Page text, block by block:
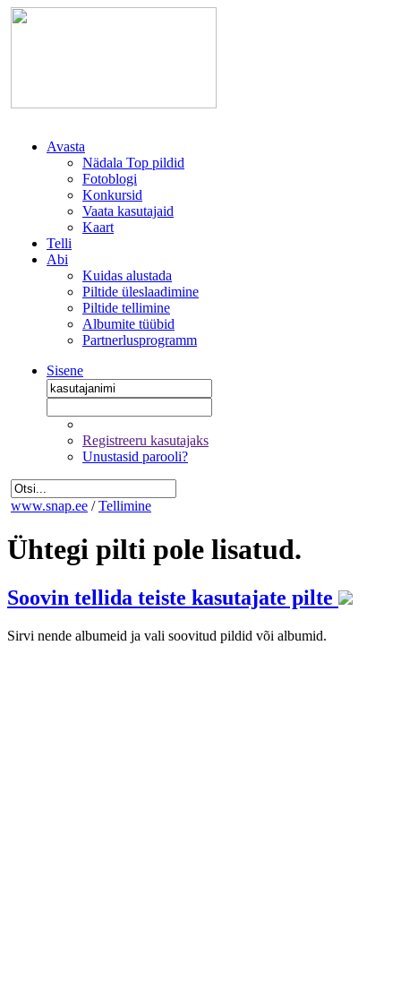
Avasta
Nädala Top pildid
Fotoblogi
Konkursid
Vaata kasutajaid
Kaart
Telli
Abi
Kuidas alustada
Piltide üleslaadimine
Piltide tellimine
Albumite tüübid
Partnerlusprogramm
Sisene
Registreeru kasutajaks
Unustasid parooli?
www.snap.ee / Tellimine
Ühtegi pilti pole lisatud.
Soovin tellida teiste kasutajate pilte
Sirvi nende albumeid ja vali soovitud pildid või albumid.